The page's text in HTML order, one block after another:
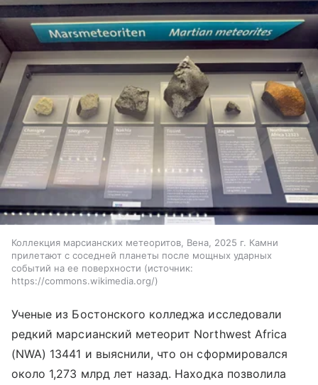
Коллекция марсианских метеоритов, Вена, 2025 г. Камни
прилетают с соседней планеты после мощных ударных
событий на ее поверхности
источник:
https://commons.wikimedia.org/
Ученые из Бостонского колледжа исследовали
редкий марсианский метеорит Northwest Africa
(NWA) 13441 и выяснили, что он сформировался
около 1,273 млрд лет назад. Находка позволила